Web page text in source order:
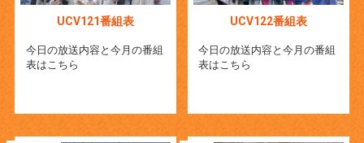
UCV121番組表
今日の放送内容と今月の番組
表はこちら
UCV122番組表
今日の放送内容と今月の番組
表はこちら